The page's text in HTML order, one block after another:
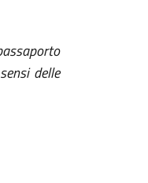
delle